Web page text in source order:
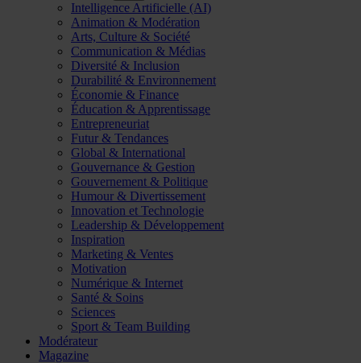
Intelligence Artificielle (AI)
Animation & Modération
Arts, Culture & Société
Communication & Médias
Diversité & Inclusion
Durabilité & Environnement
Économie & Finance
Éducation & Apprentissage
Entrepreneuriat
Futur & Tendances
Global & International
Gouvernance & Gestion
Gouvernement & Politique
Humour & Divertissement
Innovation et Technologie
Leadership & Développement
Inspiration
Marketing & Ventes
Motivation
Numérique & Internet
Santé & Soins
Sciences
Sport & Team Building
Modérateur
Magazine